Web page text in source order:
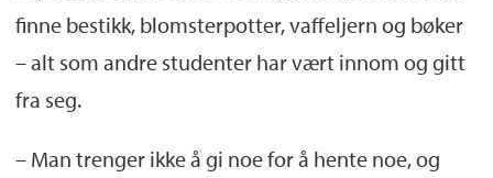
Lokaler ved Nygård skole, Nina Griegs gate
2
14.00
finne bestikk, blomsterpotter, vaffeljern og bøker
– alt som andre studenter har vært innom og gitt
fra seg.
– Man trenger ikke å gi noe for å hente noe, og